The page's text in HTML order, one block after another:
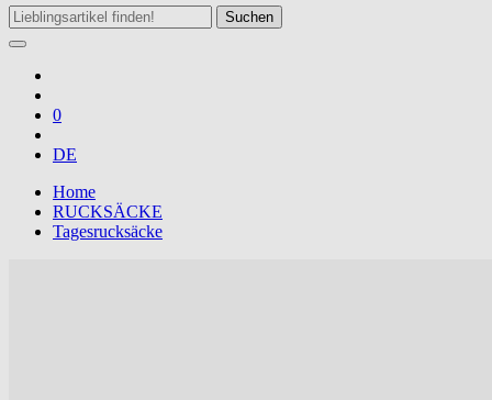
Suchen
0
DE
Home
RUCKSÄCKE
Tagesrucksäcke